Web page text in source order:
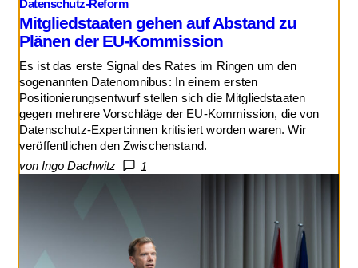
Datenschutz-Reform
Mitgliedstaaten gehen auf Abstand zu
Plänen der EU-Kommission
Es ist das erste Signal des Rates im Ringen um den
sogenannten Datenomnibus: In einem ersten
Positionierungsentwurf stellen sich die Mitgliedstaaten
gegen mehrere Vorschläge der EU-Kommission, die von
Datenschutz-Expert:innen kritisiert worden waren. Wir
veröffentlichen den Zwischenstand.
von Ingo Dachwitz
1